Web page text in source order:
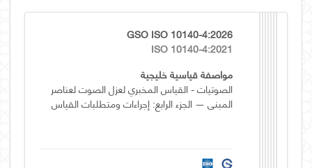
GSO ISO 10140-4:2026
ISO 10140-4:2021
مواصفة قياسية خليجية
الصوتيات - القياس المخبري لعزل الصوت لعناصر
المبنى — الجزء الرابع: إجراءات ومتطلبات القياس